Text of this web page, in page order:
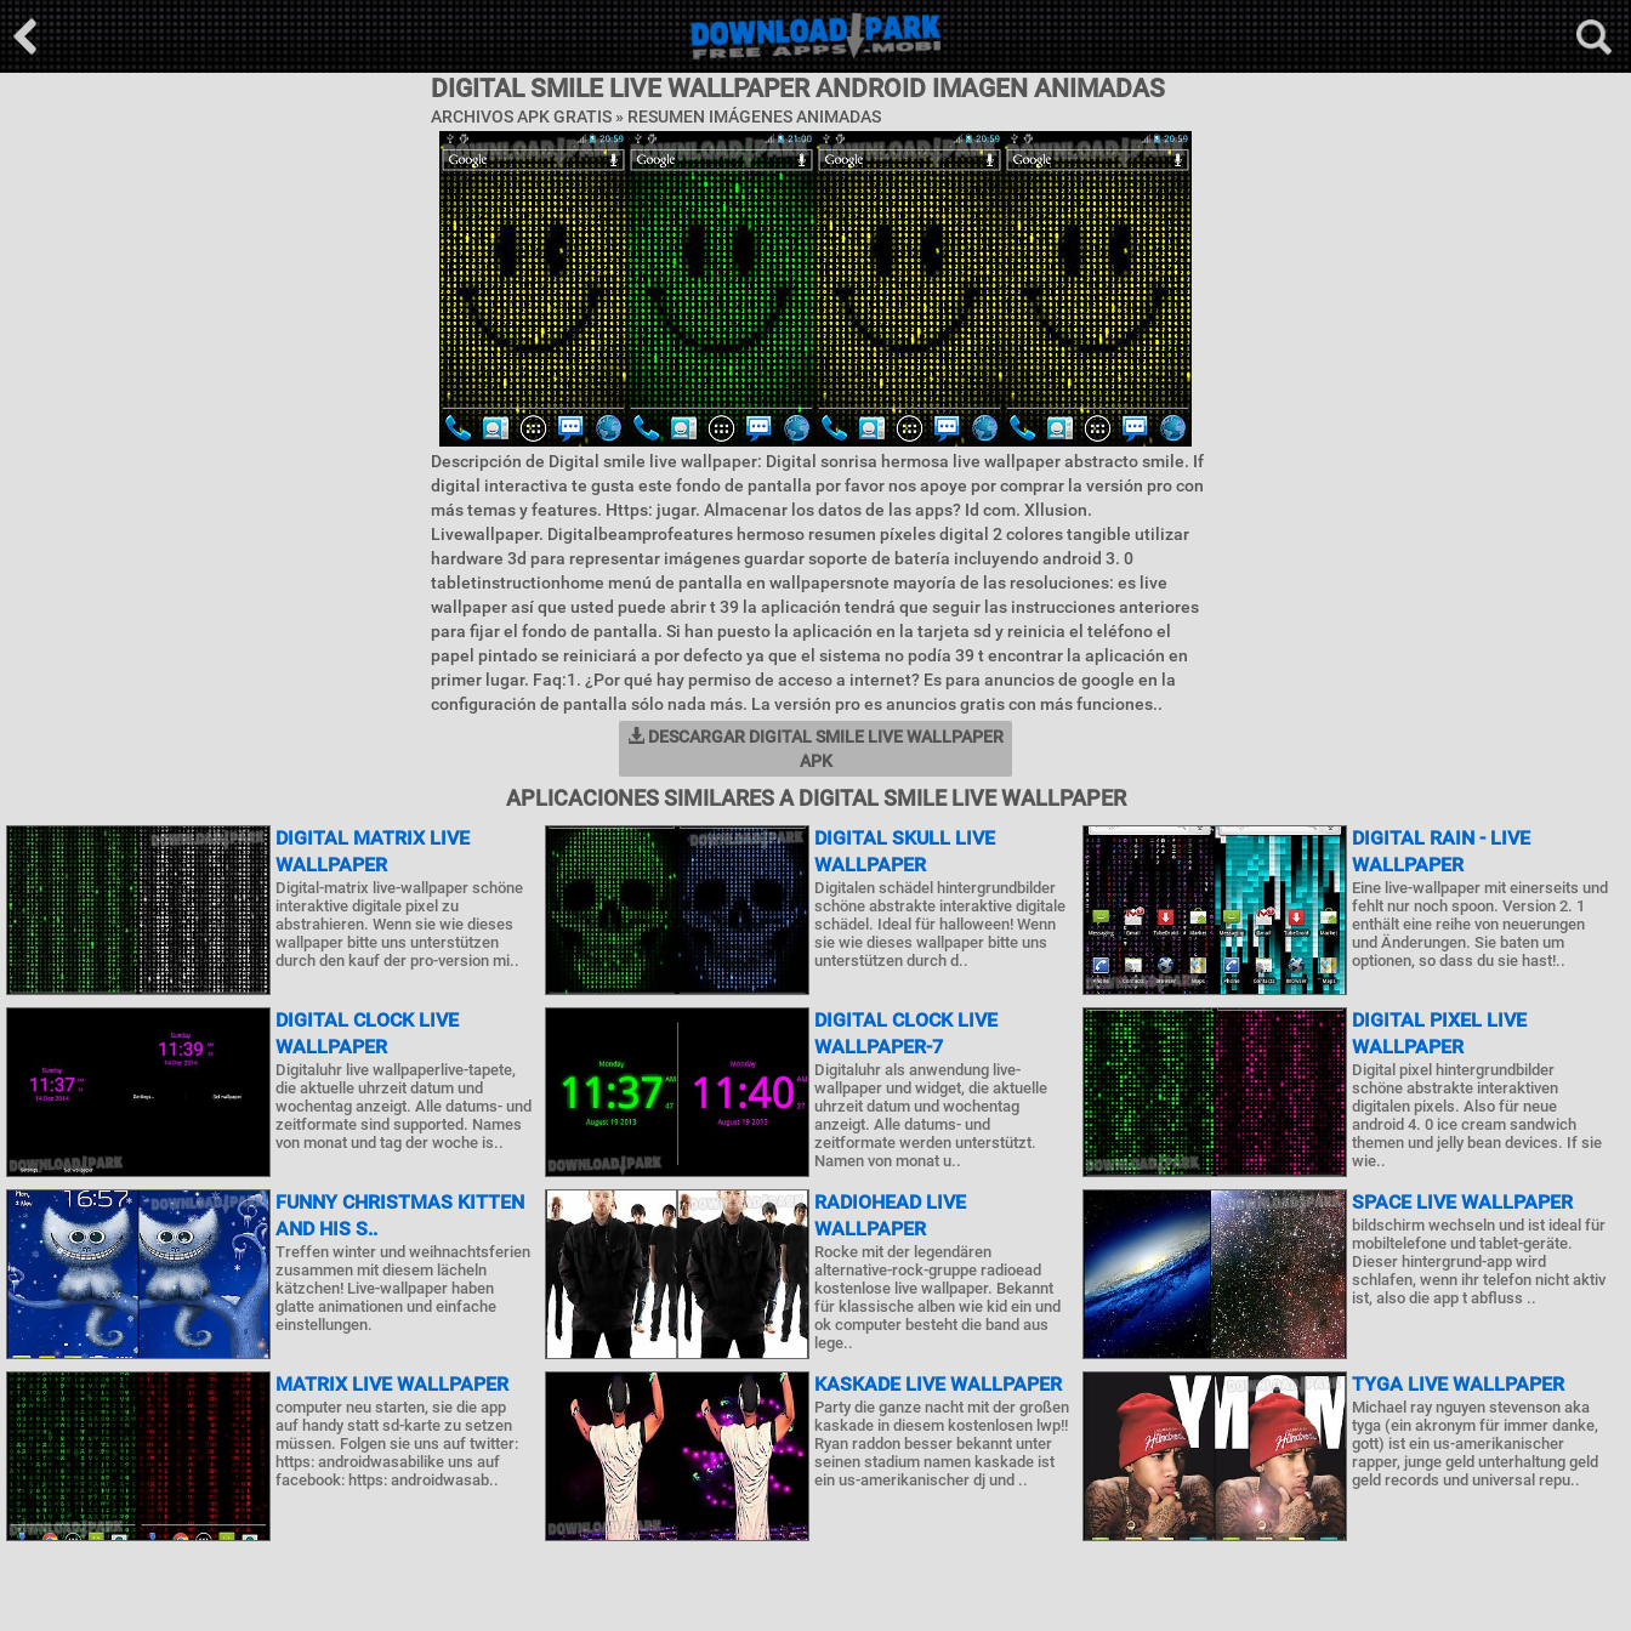
DIGITAL SMILE LIVE WALLPAPER ANDROID IMAGEN ANIMADAS
ARCHIVOS APK GRATIS » RESUMEN IMÁGENES ANIMADAS
Descripción de Digital smile live wallpaper: Digital sonrisa hermosa live wallpaper abstracto smile. If
digital interactiva te gusta este fondo de pantalla por favor nos apoye por comprar la versión pro con
más temas y features. Https: jugar. Almacenar los datos de las apps? Id com. Xllusion.
Livewallpaper. Digitalbeamprofeatures hermoso resumen píxeles digital 2 colores tangible utilizar
hardware 3d para representar imágenes guardar soporte de batería incluyendo android 3. 0
tabletinstructionhome menú de pantalla en wallpapersnote mayoría de las resoluciones: es live
wallpaper así que usted puede abrir t 39 la aplicación tendrá que seguir las instrucciones anteriores
para fijar el fondo de pantalla. Si han puesto la aplicación en la tarjeta sd y reinicia el teléfono el
papel pintado se reiniciará a por defecto ya que el sistema no podía 39 t encontrar la aplicación en
primer lugar. Faq:1. ¿Por qué hay permiso de acceso a internet? Es para anuncios de google en la
configuración de pantalla sólo nada más. La versión pro es anuncios gratis con más funciones..
DESCARGAR DIGITAL SMILE LIVE WALLPAPER
APK
APLICACIONES SIMILARES A DIGITAL SMILE LIVE WALLPAPER
DIGITAL MATRIX LIVE
WALLPAPER
Digital-matrix live-wallpaper schöne
interaktive digitale pixel zu
abstrahieren. Wenn sie wie dieses
wallpaper bitte uns unterstützen
durch den kauf der pro-version mi..
DIGITAL SKULL LIVE
WALLPAPER
Digitalen schädel hintergrundbilder
schöne abstrakte interaktive digitale
schädel. Ideal für halloween! Wenn
sie wie dieses wallpaper bitte uns
unterstützen durch d..
DIGITAL RAIN - LIVE
WALLPAPER
Eine live-wallpaper mit einerseits und
fehlt nur noch spoon. Version 2. 1
enthält eine reihe von neuerungen
und Änderungen. Sie baten um
optionen, so dass du sie hast!..
DIGITAL CLOCK LIVE
WALLPAPER
Digitaluhr live wallpaperlive-tapete,
die aktuelle uhrzeit datum und
wochentag anzeigt. Alle datums- und
zeitformate sind supported. Names
von monat und tag der woche is..
DIGITAL CLOCK LIVE
WALLPAPER-7
Digitaluhr als anwendung live-
wallpaper und widget, die aktuelle
uhrzeit datum und wochentag
anzeigt. Alle datums- und
zeitformate werden unterstützt.
Namen von monat u..
DIGITAL PIXEL LIVE
WALLPAPER
Digital pixel hintergrundbilder
schöne abstrakte interaktiven
digitalen pixels. Also für neue
android 4. 0 ice cream sandwich
themen und jelly bean devices. If sie
wie..
FUNNY CHRISTMAS KITTEN
AND HIS S..
Treffen winter und weihnachtsferien
zusammen mit diesem lächeln
kätzchen! Live-wallpaper haben
glatte animationen und einfache
einstellungen.
RADIOHEAD LIVE
WALLPAPER
Rocke mit der legendären
alternative-rock-gruppe radioead
kostenlose live wallpaper. Bekannt
für klassische alben wie kid ein und
ok computer besteht die band aus
lege..
SPACE LIVE WALLPAPER
bildschirm wechseln und ist ideal für
mobiltelefone und tablet-geräte.
Dieser hintergrund-app wird
schlafen, wenn ihr telefon nicht aktiv
ist, also die app t abfluss ..
MATRIX LIVE WALLPAPER
computer neu starten, sie die app
auf handy statt sd-karte zu setzen
müssen. Folgen sie uns auf twitter:
https: androidwasabilike uns auf
facebook: https: androidwasab..
KASKADE LIVE WALLPAPER
Party die ganze nacht mit der großen
kaskade in diesem kostenlosen lwp!!
Ryan raddon besser bekannt unter
seinen stadium namen kaskade ist
ein us-amerikanischer dj und ..
TYGA LIVE WALLPAPER
Michael ray nguyen stevenson aka
tyga (ein akronym für immer danke,
gott) ist ein us-amerikanischer
rapper, junge geld unterhaltung geld
geld records und universal repu..